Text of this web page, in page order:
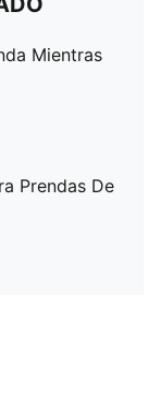
Mientras
Prendas De